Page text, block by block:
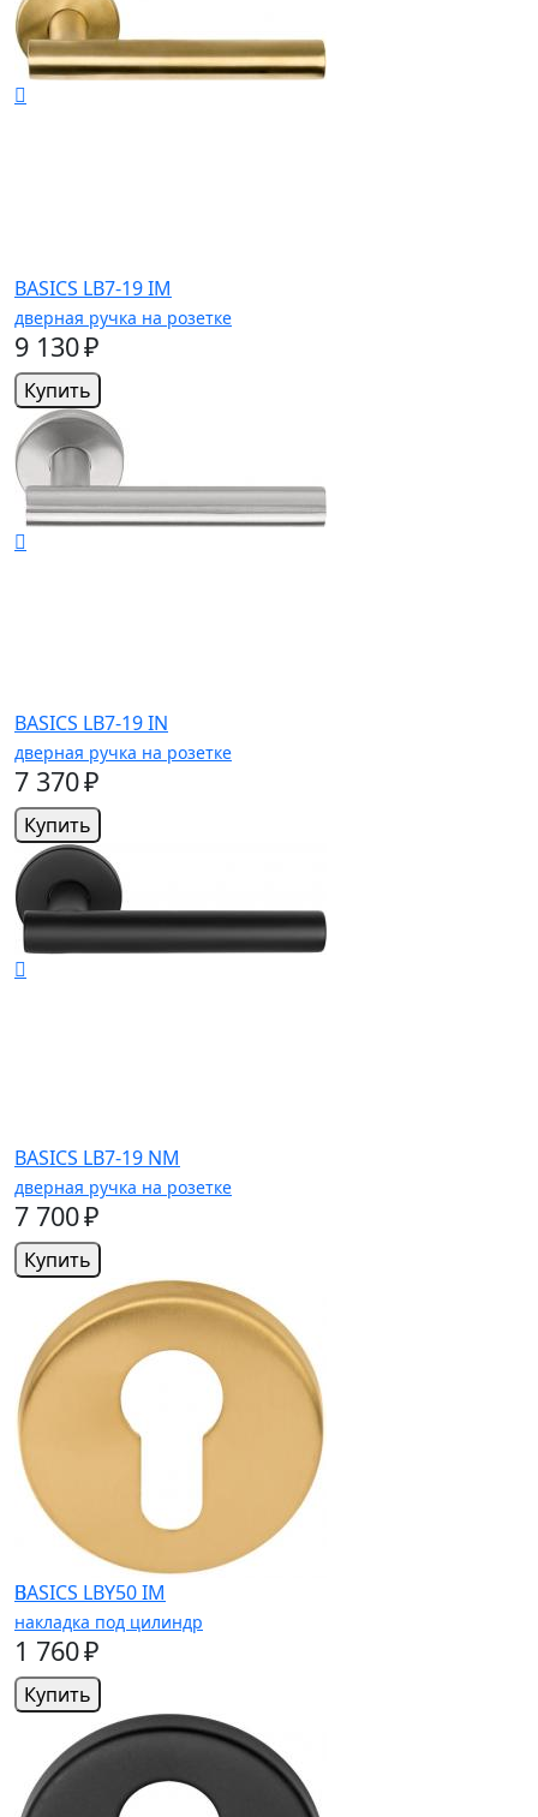
BASICS LB7-19 IM
дверная ручка на розетке
9 130 ₽
Купить
BASICS LB7-19 IN
дверная ручка на розетке
7 370 ₽
Купить
BASICS LB7-19 NM
дверная ручка на розетке
7 700 ₽
Купить
BASICS LBY50 IM
накладка под цилиндр
1 760 ₽
Купить